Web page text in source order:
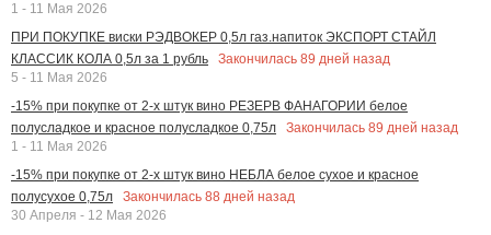
1 - 11 Мая 2026
ПРИ ПОКУПКЕ виски РЭДВОКЕР 0,5л газ.напиток ЭКСПОРТ СТАЙЛ
КЛАССИК КОЛА 0,5л за 1 рубль
Закончилась 89 дней назад
5 - 11 Мая 2026
-15% при покупке от 2-х штук вино РЕЗЕРВ ФАНАГОРИИ белое
полусладкое и красное полусладкое 0,75л
Закончилась 89 дней назад
1 - 11 Мая 2026
-15% при покупке от 2-х штук вино НЕБЛА белое сухое и красное
полусухое 0,75л
Закончилась 88 дней назад
30 Апреля - 12 Мая 2026